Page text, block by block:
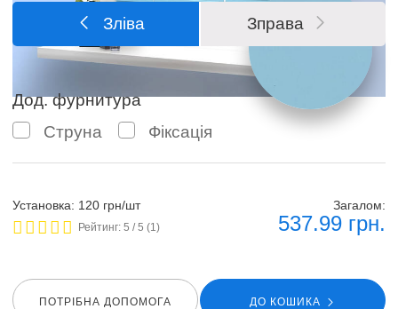
Зліва Зправа
Дод. фурнитура
Струна
Фіксація
Установка: 120 грн/шт
Рейтинг:5 / 5 (1)
Загалом:
537.99грн.
ПОТРIБНА ДОПОМОГА ДО КОШИКА